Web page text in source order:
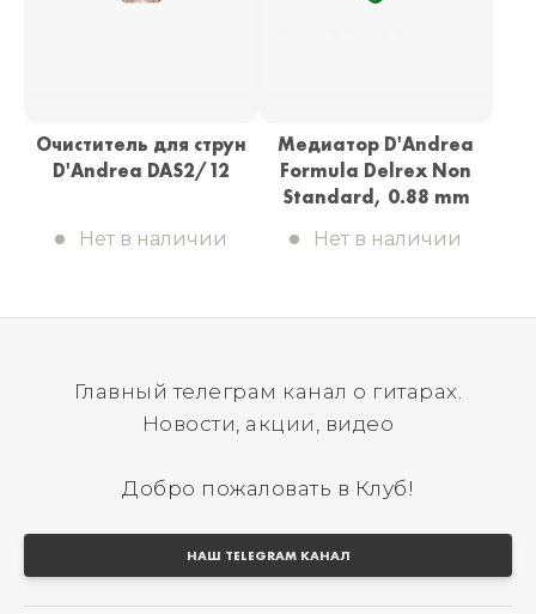
Очиститель для струн
D'Andrea DAS2/12
Нет в наличии
Медиатор D'Andrea
Formula Delrex Non
Standard, 0.88 mm
Нет в наличии
Главный телеграм канал о гитарах.
Новости, акции, видео
Добро пожаловать в Клуб!
НАШ TELEGRAM КАНАЛ